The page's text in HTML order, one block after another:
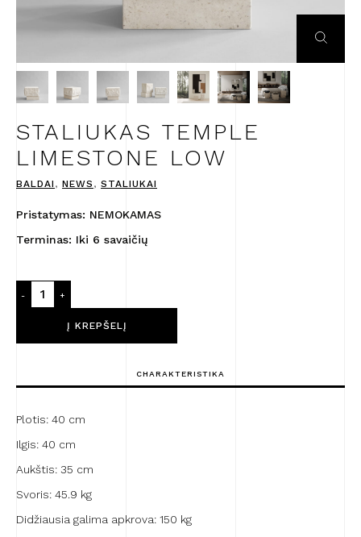
STALIUKAS TEMPLE
LIMESTONE LOW
BALDAI , NEWS , STALIUKAI
Pristatymas: NEMOKAMAS
Terminas: Iki 6 savaičių
-
kiekis:
Limestone
+
Į KREPŠELĮ
Plotis: 40 cm
Ilgis: 40 cm
Aukštis: 35 cm
Svoris: 45.9 kg
Didžiausia galima apkrova: 150 kg